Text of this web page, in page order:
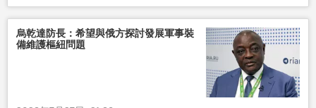
軍事存在
增加 國際
烏乾達防長：希望與俄方探討發展軍事裝
備維護樞紐問題